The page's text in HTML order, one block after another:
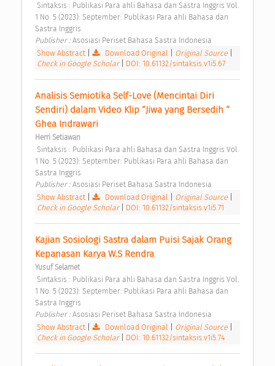
1 No. 5 (2023): September: Publikasi Para ahli Bahasa dan
Sastra Inggris
Publisher : Asosiasi Periset Bahasa Sastra Indonesia
Show Abstract| Download Original Original Source
Check in Google Scholar
DOI: 10.61132/sintaksis.v1i5.67
Analisis Semiotika Self-Love (Mencintai Diri
Sendiri) dalam Video Klip “Jiwa yang Bersedih “
Ghea Indrawari
Herri Setiawan
1 No. 5 (2023): September: Publikasi Para ahli Bahasa dan
Sastra Inggris
Publisher : Asosiasi Periset Bahasa Sastra Indonesia
Show Abstract| Download Original Original Source
Check in Google Scholar
DOI: 10.61132/sintaksis.v1i5.71
Kajian Sosiologi Sastra dalam Puisi Sajak Orang
Kepanasan Karya W.S Rendra
Yusuf Selamet
1 No. 5 (2023): September: Publikasi Para ahli Bahasa dan
Sastra Inggris
Publisher : Asosiasi Periset Bahasa Sastra Indonesia
Show Abstract| Download Original Original Source
Check in Google Scholar
DOI: 10.61132/sintaksis.v1i5.74